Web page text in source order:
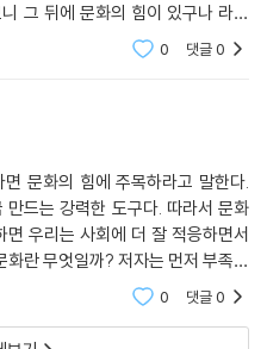
Izzo(H.O.V.A.)〉에서 “나는 내 문
culture)”라고 선언했다. 원서
하는 이 문구는 곧 힙합에서 주
정신을 상징하게 되었다. 제이지의
가 자신을 동일시하는 독특한 문
리가 소비하는 제품, 우리가 채택하
문화의 영향력을 충분히 활용하
바라봐야 한다. 문화에 대해 더 잘
지고, 이를 통해 우리는 사람의 마
를 창출해낼 수 있다. 한 세기를 아
탕으로 한 이 책이 그 혁신의 첫걸
그 뒤에 문화의 힘이 있구나 라는
화를 만들어 낼 수 있다면 내 브랜
0 댓글0
문화의 힘에 주목하라고 말한다.
드는 강력한 도구다. 따라서 문화
우리는 사회에 더 잘 적응하면서
란 무엇일까? 저자는 먼저 부족이
혈연으로 맺어진 지리적인 한계안
0 댓글0